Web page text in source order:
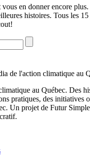
en donner encore
histoires. Tous les
au Québec. Des
pratiques, des initiatives
Un projet de Futur